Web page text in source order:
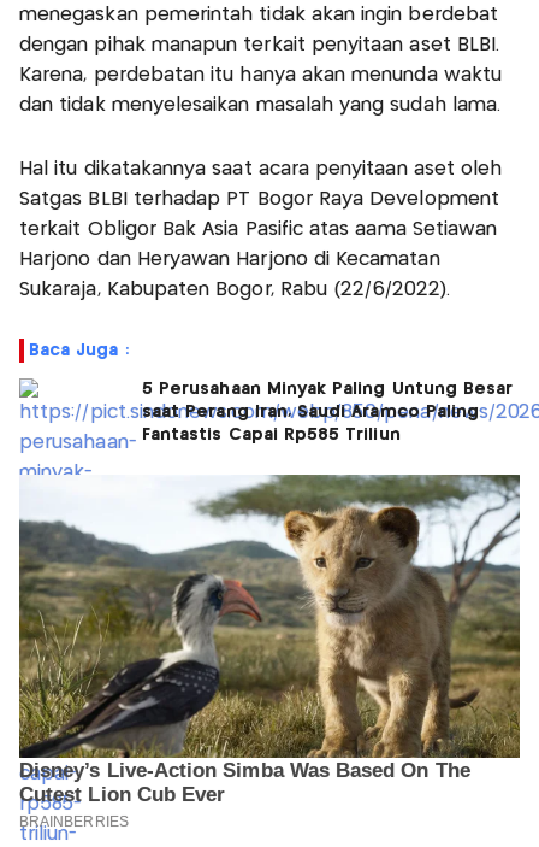
menegaskan pemerintah tidak akan ingin berdebat
dengan pihak manapun terkait penyitaan aset BLBI.
Karena, perdebatan itu hanya akan menunda waktu
dan tidak menyelesaikan masalah yang sudah lama.
Hal itu dikatakannya saat acara penyitaan aset oleh
Satgas BLBI terhadap PT Bogor Raya Development
terkait Obligor Bak Asia Pasific atas aama Setiawan
Harjono dan Heryawan Harjono di Kecamatan
Sukaraja, Kabupaten Bogor, Rabu (22/6/2022).
Baca Juga :
5 Perusahaan Minyak Paling Untung Besar
saat Perang Iran, Saudi Aramco Paling
Fantastis Capai Rp585 Triliun